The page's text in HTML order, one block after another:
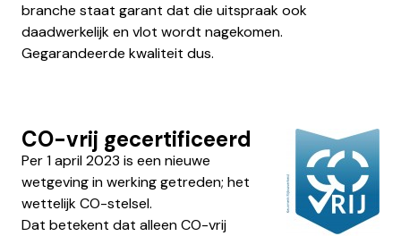
branche staat garant dat die uitspraak ook
daadwerkelijk en vlot wordt nagekomen.
Gegarandeerde kwaliteit dus.
CO-vrij gecertificeerd
Per 1 april 2023 is een nieuwe
wetgeving in werking getreden; het
wettelijk CO-stelsel.
Dat betekent dat alleen CO-vrij